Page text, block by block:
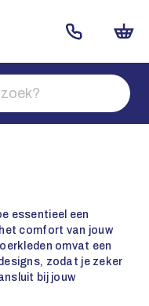
essentieel een
comfort van jouw
omvat een
zodat je zeker
bij jouw